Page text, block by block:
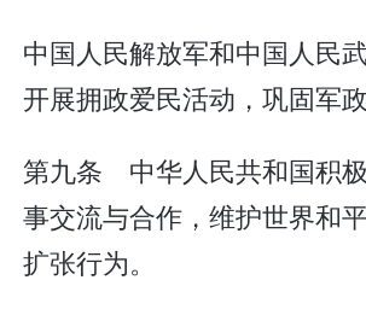
中国人民解放军和中国人民
开展拥政爱民活动，巩固军政
第九条 中华人民共和国积
事交流与合作，维护世界和
扩张行为。